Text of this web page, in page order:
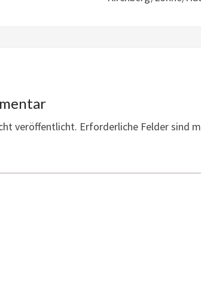
veröffentlicht. Erforderliche Felder sind